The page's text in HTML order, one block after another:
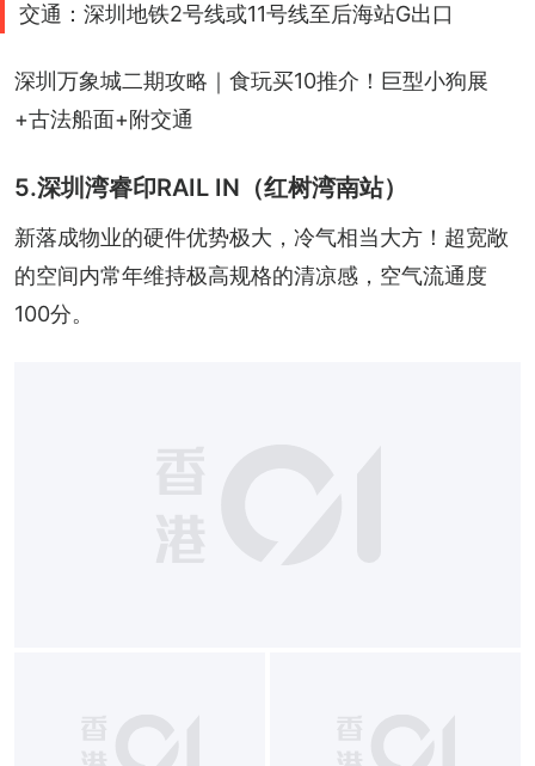
交通：深圳地铁2号线或11号线至后海站G出口
深圳万象城二期攻略｜食玩买10推介！巨型小狗展
+古法船面+附交通
5.深圳湾睿印RAIL IN（红树湾南站）
新落成物业的硬件优势极大，冷气相当大方！超宽敞
的空间内常年维持极高规格的清凉感，空气流通度
100分。